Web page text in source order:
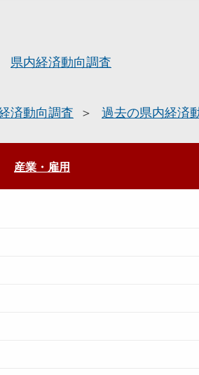
県内経済動向調査
済動向調査 過去の県内経済
産業・雇用